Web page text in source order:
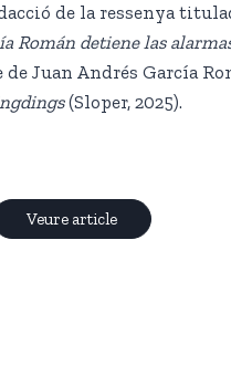
de la ressenya
Román detiene las
Juan Andrés García
(Sloper, 2025).
Veure article